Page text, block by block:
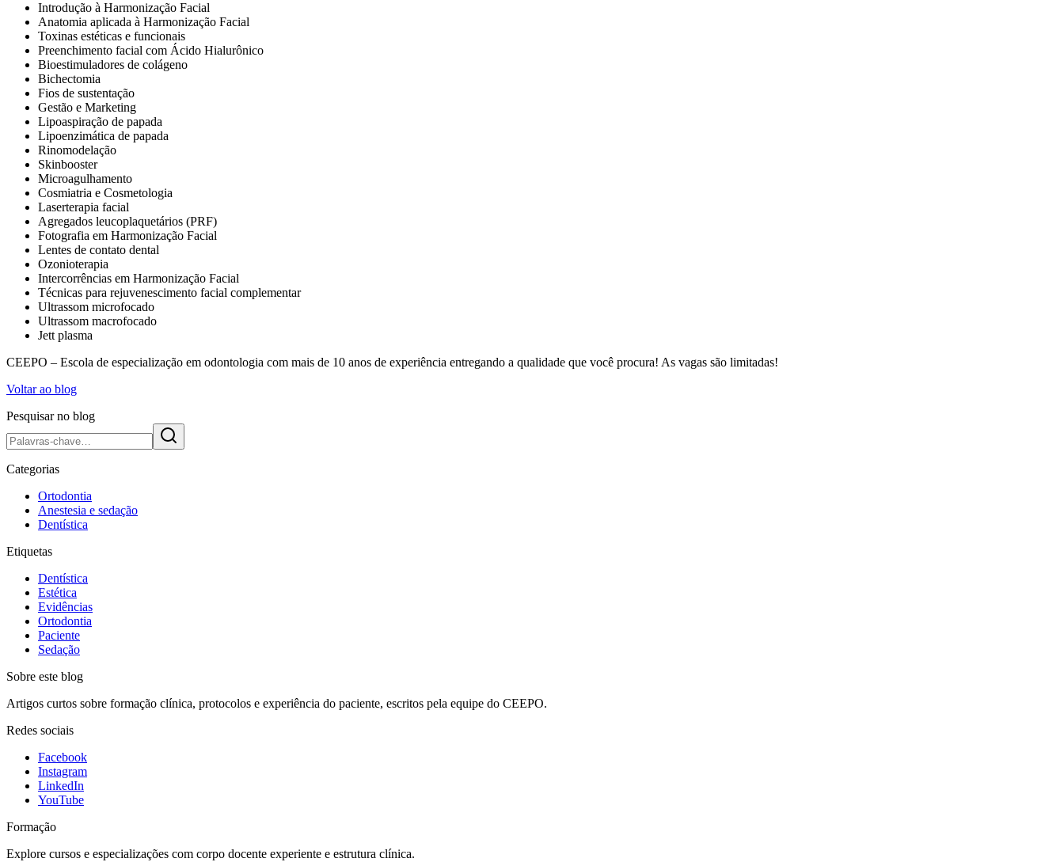
Introdução à Harmonização Facial
Anatomia aplicada à Harmonização Facial
Toxinas estéticas e funcionais
Preenchimento facial com Ácido Hialurônico
Bioestimuladores de colágeno
Bichectomia
Fios de sustentação
Gestão e Marketing
Lipoaspiração de papada
Lipoenzimática de papada
Rinomodelação
Skinbooster
Microagulhamento
Cosmiatria e Cosmetologia
Laserterapia facial
Agregados leucoplaquetários (PRF)
Fotografia em Harmonização Facial
Lentes de contato dental
Ozonioterapia
Intercorrências em Harmonização Facial
Técnicas para rejuvenescimento facial complementar
Ultrassom microfocado
Ultrassom macrofocado
Jett plasma
CEEPO – Escola de especialização em odontologia com mais de 10 anos de experiência entregando a qualidade que você procura! As vagas são limitadas!
Voltar ao blog
Pesquisar no blog
Categorias
Ortodontia
Anestesia e sedação
Dentística
Etiquetas
Dentística
Estética
Evidências
Ortodontia
Paciente
Sedação
Sobre este blog
Artigos curtos sobre formação clínica, protocolos e experiência do paciente, escritos pela equipe do CEEPO.
Redes sociais
Facebook
Instagram
LinkedIn
YouTube
Formação
Explore cursos e especializações com corpo docente experiente e estrutura clínica.